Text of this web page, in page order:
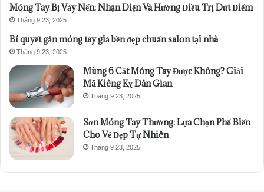
Móng Tay Bị Vảy Nến: Nhận Diện Và Hướng Điều Trị Dứt Điểm
Tháng 9 23, 2025
Bí quyết gắn móng tay giả bền đẹp chuẩn salon tại nhà
Tháng 9 23, 2025
Mùng 6 Cắt Móng Tay Được Không? Giải
Mã Kiêng Kỵ Dân Gian
Tháng 9 23, 2025
Sơn Móng Tay Thường: Lựa Chọn Phổ Biến
Cho Vẻ Đẹp Tự Nhiên
Tháng 9 23, 2025